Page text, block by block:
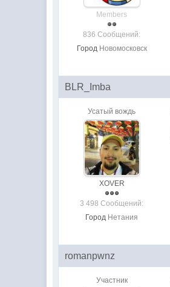
Members
836 Сообщений:
Город Новомосковск
BLR_Imba
Усатый вождь
XOVER
3 498 Сообщений:
Город Нетания
romanpwnz
Участник